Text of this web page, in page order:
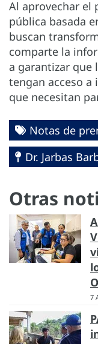
Al aprovechar el
pública basada
buscan
comparte la
a garantizar que
tengan acceso a
que necesitan
Notas de
Dr. Jarbas
Otras
7